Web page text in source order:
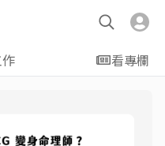
看專欄